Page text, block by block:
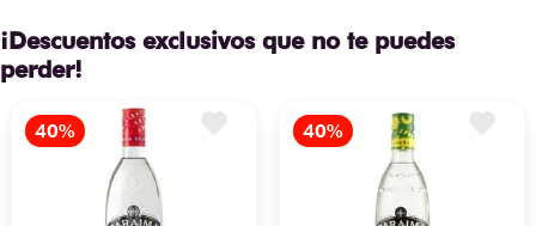
¡Descuentos exclusivos que no te puedes
perder!